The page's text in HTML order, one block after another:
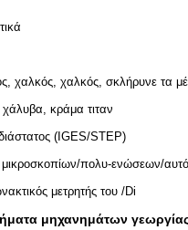
χαλκός, χαλκός, σκλήρυνε τα
κράμα τιταν
(IGES/STEP)
πολυ-ενώσεων/
μετρητής του /Di
μηχανημάτων